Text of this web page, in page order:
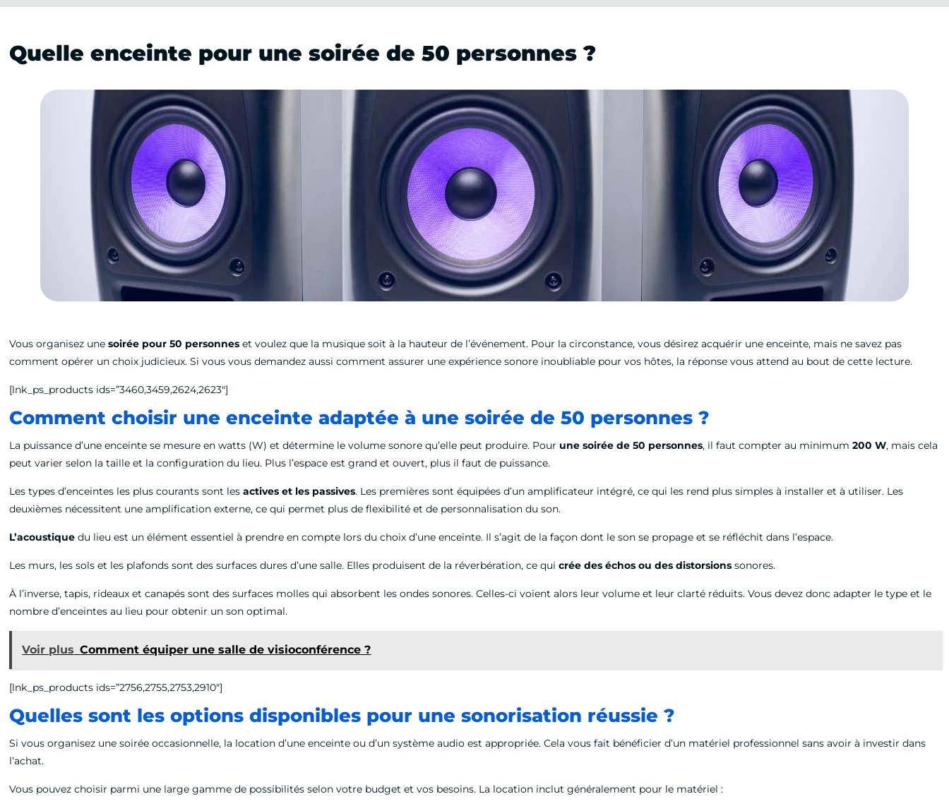
Quelle enceinte pour une soirée de 50 personnes ?
Vous organisez unesoirée pour 50 personnes et voulez que la musique soit à la hauteur de l’événement. Pour la circonstance, vous désirez acquérir une enceinte, mais ne savez pas
comment opérer un choix judicieux. Si vous vous demandez aussi comment assurer une expérience sonore inoubliable pour vos hôtes, la réponse vous attend au bout de cette lecture.
[lnk_ps_products ids=”3460,3459,2624,2623″]
Comment choisir une enceinte adaptée à une soirée de 50 personnes ?
La puissance d’une enceinte se mesure en watts (W) et détermine le volume sonore qu’elle peut produire. Pour une soirée de 50 personnes, il faut compter au minimum200 W, mais cela
peut varier selon la taille et la configuration du lieu. Plus l’espace est grand et ouvert, plus il faut de puissance.
Les types d’enceintes les plus courants sont lesactives et les passives. Les premières sont équipées d’un amplificateur intégré, ce qui les rend plus simples à installer et à utiliser. Les
deuxièmes nécessitent une amplification externe, ce qui permet plus de flexibilité et de personnalisation du son.
L’acoustique du lieu est un élément essentiel à prendre en compte lors du choix d’une enceinte. Il s’agit de la façon dont le son se propage et se réfléchit dans l’espace.
Les murs, les sols et les plafonds sont des surfaces dures d’une salle. Elles produisent de la réverbération, ce quicrée des échos ou des distorsions sonores.
À l’inverse, tapis, rideaux et canapés sont des surfaces molles qui absorbent les ondes sonores. Celles-ci voient alors leur volume et leur clarté réduits. Vous devez donc adapter le type et le
nombre d’enceintes au lieu pour obtenir un son optimal.
Voir plus Comment équiper une salle de visioconférence ?
[lnk_ps_products ids=”2756,2755,2753,2910″]
Quelles sont les options disponibles pour une sonorisation réussie ?
Si vous organisez une soirée occasionnelle, la location d’une enceinte ou d’un système audio est appropriée. Cela vous fait bénéficier d’un matériel professionnel sans avoir à investir dans
l’achat.
Vous pouvez choisir parmi une large gamme de possibilités selon votre budget et vos besoins. La location inclut généralement pour le matériel :